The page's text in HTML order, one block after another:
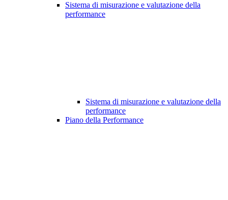
Sistema di misurazione e valutazione della
performance
Sistema di misurazione e valutazione della
performance
Piano della Performance